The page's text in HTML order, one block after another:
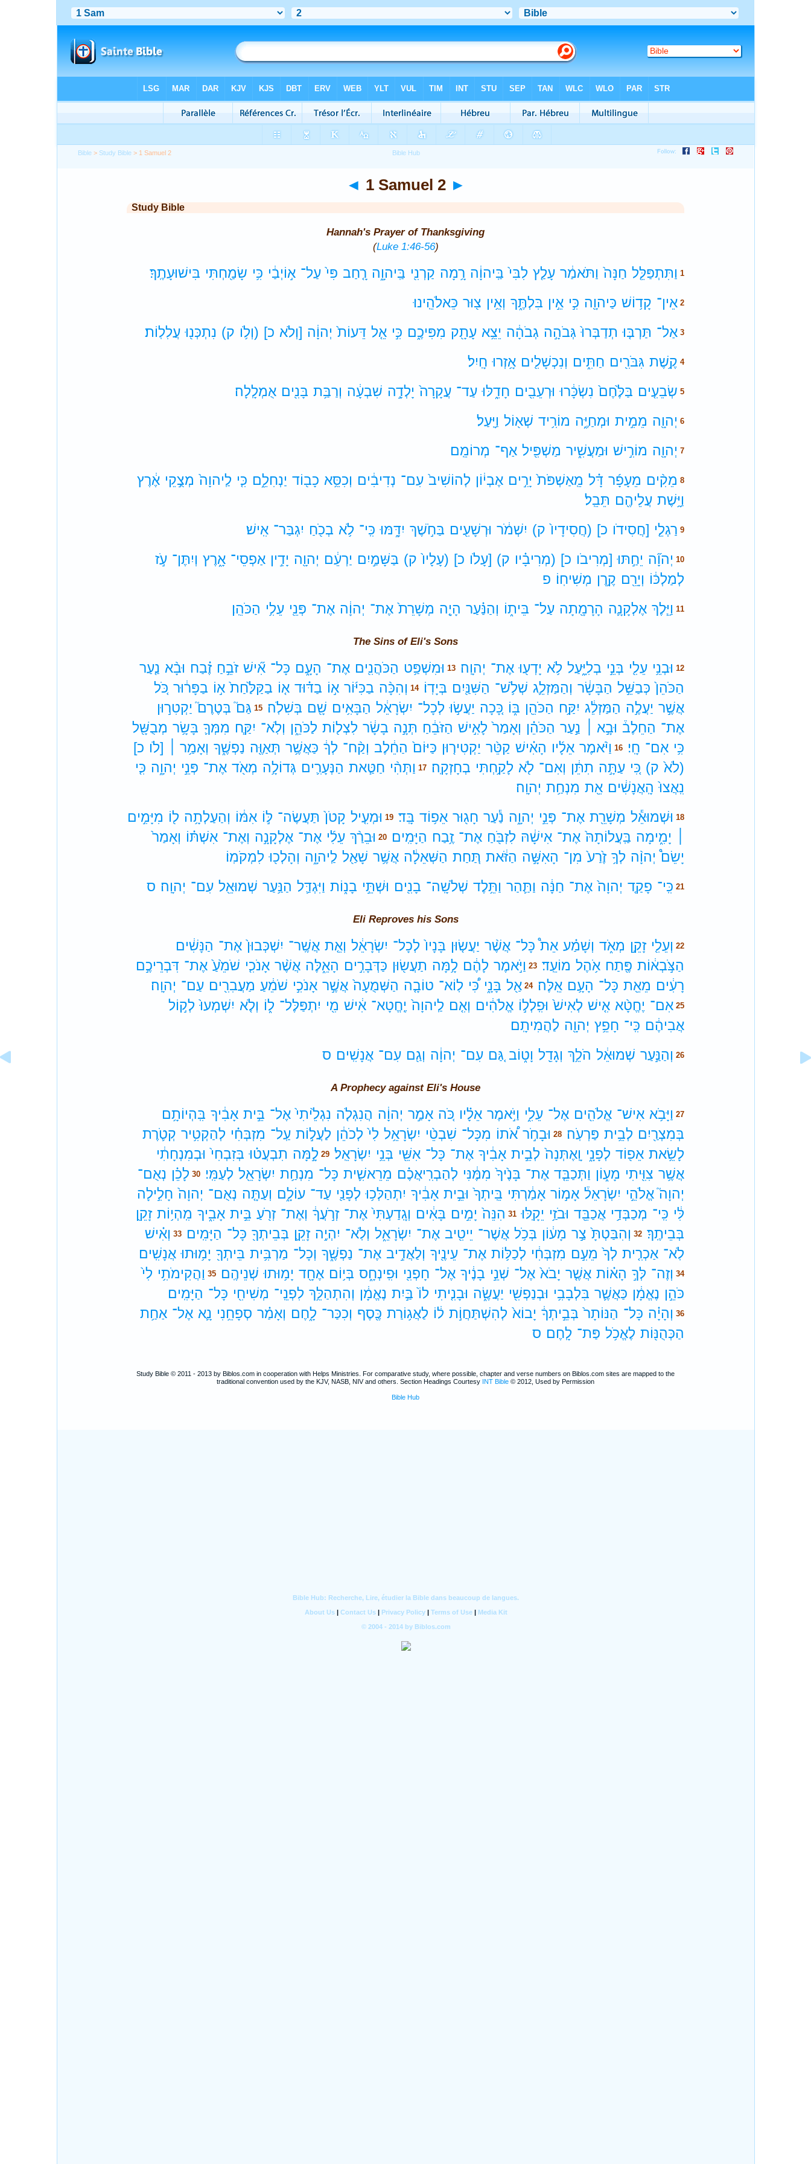
Bible > Study Bible > 1 Samuel 2
◄ 1 Samuel 2 ►
Study Bible
Hannah's Prayer of Thanksgiving
(Luke 1:46-56)
1 וַתִּתְפַּלֵּ֤ל חַנָּה֙ וַתֹּאמַ֔ר עָלַ֤ץ לִבִּי֙ בַּֽיהוָ֔ה רָ֥מָה קַרְנִ֖י בַּֽיהוָ֑ה רָ֤חַב פִּי֙ עַל־ א֣וֹיְבַ֔י כִּ֥י שָׂמַ֖חְתִּי בִּישׁוּעָתֶֽךָ׃
2 אֵין־ קָד֥וֹשׁ כַּיהוָ֖ה כִּ֣י אֵ֣ין בִּלְתֶּ֑ךָ וְאֵ֥ין צ֖וּר כֵּאלֹהֵֽינוּ׃
3 אַל־ תַּרְבּ֤וּ תְדַבְּרוּ֙ גְּבֹהָ֣ה גְבֹהָ֔ה יֵצֵ֥א עָתָ֖ק מִפִּיכֶ֑ם כִּ֣י אֵ֤ל דֵּעוֹת֙ יְהוָ֔ה [וְלֹא כ] (וְלֹ֥ו ק) נִתְכְּנ֖וּ עֲלִלֽוֹת׃
4 קֶ֥שֶׁת גִּבֹּרִ֖ים חַתִּ֑ים וְנִכְשָׁלִ֖ים אָ֥זְרוּ חָֽיִל׃
5 שְׂבֵעִ֤ים בַּלֶּ֙חֶם֙ נִשְׂכָּ֔רוּ וּרְעֵבִ֖ים חָדֵ֑לּוּ עַד־ עֲקָרָה֙ יָלְדָ֣ה שִׁבְעָ֔ה וְרַבַּ֥ת בָּנִ֖ים אֻמְלָֽלָה׃
6 יְהוָ֖ה מֵמִ֣ית וּמְחַיֶּ֑ה מוֹרִ֥יד שְׁא֖וֹל וַיָּֽעַל׃
7 יְהוָ֖ה מוֹרִ֣ישׁ וּמַעֲשִׁ֑יר מַשְׁפִּ֖יל אַף־ מְרוֹמֵֽם׃
8 מֵקִ֨ים מֵעָפָ֜ר דָּ֗ל מֵֽאַשְׁפֹּת֙ יָרִ֣ים אֶבְי֔וֹן לְהוֹשִׁיב֙ עִם־ נְדִיבִ֔ים וְכִסֵּ֥א כָב֖וֹד יַנְחִלֵ֑ם כִּ֤י לַֽיהוָה֙ מְצֻ֣קֵי אֶ֔רֶץ
וַיָּ֥שֶׁת עֲלֵיהֶ֖ם תֵּבֵֽל׃
9 רַגְלֵ֤י [חֲסִידֹו כ] (חֲסִידָיו֙ ק) יִשְׁמֹ֔ר וּרְשָׁעִ֖ים בַּחֹ֣שֶׁךְ יִדָּ֑מּוּ כִּֽי־ לֹ֥א בְכֹ֖חַ יִגְבַּר־ אִֽישׁ׃
10 יְהוָ֞ה יֵחַ֣תּוּ [מְרִיבֹו כ] (מְרִיבָ֗יו ק) [עָלֹו כ] (עָלָיו֙ ק) בַּשָּׁמַ֣יִם יַרְעֵ֔ם יְהוָ֖ה יָדִ֣ין אַפְסֵי־ אָ֑רֶץ וְיִתֶּן־ עֹ֣ז
לְמַלְכּ֔וֹ וְיָרֵ֖ם קֶ֥רֶן מְשִׁיחֽוֹ׃ פ
11 וַיֵּ֧לֶךְ אֶלְקָנָ֛ה הָרָמָ֖תָה עַל־ בֵּית֑וֹ וְהַנַּ֗עַר הָיָ֤ה מְשָׁרֵת֙ אֶת־ יְהוָ֔ה אֶת־ פְּנֵ֖י עֵלִ֥י הַכֹּהֵֽן׃
The Sins of Eli's Sons
12 וּבְנֵ֥י עֵלִ֖י בְּנֵ֣י בְלִיָּ֑עַל לֹ֥א יָדְע֖וּ אֶת־ יְהוָֽה׃ 13 וּמִשְׁפַּ֥ט הַכֹּהֲנִ֖ים אֶת־ הָעָ֑ם כָּל־ אִ֞ישׁ זֹבֵ֣חַ זֶ֗בַח וּבָ֨א נַ֤עַר
הַכֹּהֵן֙ כְּבַשֵּׁ֣ל הַבָּשָׂ֔ר וְהַמַּזְלֵ֛ג שְׁלֹ֥שׁ־ הַשִּׁנַּ֖יִם בְּיָדֽוֹ׃ 14 וְהִכָּ֨ה בַכִּיּ֜וֹר א֣וֹ בַדּ֗וּד א֤וֹ בַקַּלַּ֙חַת֙ א֣וֹ בַפָּר֔וּר כֹּ֚ל
אֲשֶׁ֣ר יַעֲלֶ֣ה הַמַּזְלֵ֔ג יִקַּ֥ח הַכֹּהֵ֖ן בּ֑וֹ כָּ֚כָה יַעֲשׂ֣וּ לְכָל־ יִשְׂרָאֵ֔ל הַבָּאִ֥ים שָׁ֖ם בְּשִׁלֹֽה׃ 15 גַּם֮ בְּטֶרֶם֮ יַקְטִר֣וּן
אֶת־ הַחֵלֶב֒ וּבָ֣א ׀ נַ֣עַר הַכֹּהֵ֗ן וְאָמַר֙ לָאִ֣ישׁ הַזֹּבֵ֔חַ תְּנָ֣ה בָשָׂ֔ר לִצְל֖וֹת לַכֹּהֵ֑ן וְלֹֽא־ יִקַּ֧ח מִמְּךָ֛ בָּשָׂ֥ר מְבֻשָּׁ֖ל
כִּ֥י אִם־ חָֽי׃ 16 וַיֹּ֨אמֶר אֵלָ֜יו הָאִ֗ישׁ קַטֵּ֨ר יַקְטִיר֤וּן כַּיּוֹם֙ הַחֵ֔לֶב וְקַ֨ח־ לְךָ֔ כַּאֲשֶׁ֥ר תְּאַוֶּ֖ה נַפְשֶׁ֑ךָ וְאָמַ֥ר ׀ [לֹו כ]
(לֹא֙ ק) כִּ֚י עַתָּ֣ה תִתֵּ֔ן וְאִם־ לֹ֖א לָקַ֥חְתִּי בְחָזְקָֽה׃ 17 וַתְּהִ֨י חַטַּ֧את הַנְּעָרִ֛ים גְּדוֹלָ֥ה מְאֹ֖ד אֶת־ פְּנֵ֣י יְהוָ֑ה כִּ֤י
נִֽאֲצוּ֙ הָֽאֲנָשִׁ֔ים אֵ֖ת מִנְחַ֥ת יְהוָֽה׃
18 וּשְׁמוּאֵ֕ל מְשָׁרֵ֖ת אֶת־ פְּנֵ֣י יְהוָ֑ה נַ֕עַר חָג֖וּר אֵפ֥וֹד בָּֽד׃ 19 וּמְעִ֤יל קָטֹן֙ תַּעֲשֶׂה־ לּ֣וֹ אִמּ֔וֹ וְהַעַלְתָ֥ה ל֖וֹ מִיָּמִ֣ים
יָמִ֑ימָה בַּֽעֲלוֹתָהּ֙ אֶת־ אִישָׁ֔הּ לִזְבֹּ֖חַ אֶת־ זֶ֥בַח הַיָּמִֽים׃ 20 וּבֵרַ֨ךְ עֵלִ֜י אֶת־ אֶלְקָנָ֣ה וְאֶת־ אִשְׁתּ֗וֹ וְאָמַר֙
יָשֵׂם֩ יְהוָ֨ה לְךָ֥ זֶ֙רַע֙ מִן־ הָאִשָּׁ֣ה הַזֹּ֔את תַּ֚חַת הַשְּׁאֵלָ֔ה אֲשֶׁ֥ר שָׁאַ֖ל לַֽיהוָ֑ה וְהָלְכ֖וּ לִמְקֹמֽוֹ׃
21 כִּֽי־ פָקַ֤ד יְהוָה֙ אֶת־ חַנָּ֔ה וַתַּ֛הַר וַתֵּ֥לֶד שְׁלֹשָֽׁה־ בָנִ֖ים וּשְׁתֵּ֣י בָנ֑וֹת וַיִּגְדַּ֛ל הַנַּ֥עַר שְׁמוּאֵ֖ל עִם־ יְהוָֽה׃ ס
Eli Reproves his Sons
22 וְעֵלִ֖י זָקֵ֣ן מְאֹ֑ד וְשָׁמַ֗ע אֵת֩ כָּל־ אֲשֶׁ֨ר יַעֲשׂ֤וּן בָּנָיו֙ לְכָל־ יִשְׂרָאֵ֔ל וְאֵ֤ת אֲשֶֽׁר־ יִשְׁכְּבוּן֙ אֶת־ הַנָּשִׁ֔ים
הַצֹּ֣בְא֔וֹת פֶּ֖תַח אֹ֥הֶל מוֹעֵֽד׃ 23 וַיֹּ֣אמֶר לָהֶ֔ם לָ֥מָּה תַעֲשׂ֖וּן כַּדְּבָרִ֣ים הָאֵ֑לֶּה אֲשֶׁ֨ר אָנֹכִ֤י שֹׁמֵ֙עַ֙ אֶת־ דִּבְרֵיכֶ֣ם
רָעִ֔ים מֵאֵ֖ת כָּל־ הָעָ֥ם אֵֽלֶּה׃ 24 אַ֖ל בָּנָ֑י כִּ֠י לֽוֹא־ טוֹבָ֤ה הַשְּׁמֻעָה֙ אֲשֶׁ֣ר אָנֹכִ֣י שֹׁמֵ֔עַ מַעֲבִרִ֖ים עַם־ יְהוָֽה׃
25 אִם־ יֶחֱטָ֨א אִ֤ישׁ לְאִישׁ֙ וּפִֽלְל֣וֹ אֱלֹהִ֔ים וְאִ֤ם לַֽיהוָה֙ יֶֽחֱטָא־ אִ֔ישׁ מִ֖י יִתְפַּלֶּל־ ל֑וֹ וְלֹ֤א יִשְׁמְעוּ֙ לְק֣וֹל
אֲבִיהֶ֔ם כִּֽי־ חָפֵ֥ץ יְהוָ֖ה לַהֲמִיתָֽם׃
26 וְהַנַּ֣עַר שְׁמוּאֵ֔ל הֹלֵ֥ךְ וְגָדֵ֖ל וָט֑וֹב גַּ֚ם עִם־ יְהוָ֔ה וְגַ֖ם עִם־ אֲנָשִֽׁים׃ ס
A Prophecy against Eli's House
27 וַיָּבֹ֥א אִישׁ־ אֱלֹהִ֖ים אֶל־ עֵלִ֑י וַיֹּ֣אמֶר אֵלָ֗יו כֹּ֚ה אָמַ֣ר יְהוָ֔ה הֲנִגְלֹ֤ה נִגְלֵ֙יתִי֙ אֶל־ בֵּ֣ית אָבִ֔יךָ בִּֽהְיוֹתָ֥ם
בְּמִצְרַ֖יִם לְבֵ֥ית פַּרְעֹֽה׃ 28 וּבָחֹ֣ר אֹ֠תוֹ מִכָּל־ שִׁבְטֵ֨י יִשְׂרָאֵ֥ל לִי֙ לְכֹהֵ֔ן לַעֲל֣וֹת עַֽל־ מִזְבְּחִ֗י לְהַקְטִ֥יר קְטֹ֛רֶת
לָשֵׂ֥את אֵפ֖וֹד לְפָנָ֑י וָֽאֶתְּנָה֙ לְבֵ֣ית אָבִ֔יךָ אֶת־ כָּל־ אִשֵּׁ֖י בְּנֵ֥י יִשְׂרָאֵֽל׃ 29 לָ֣מָּה תִבְעֲט֗וּ בְּזִבְחִי֙ וּבְמִנְחָתִ֔י
אֲשֶׁ֥ר צִוִּ֖יתִי מָע֑וֹן וַתְּכַבֵּ֤ד אֶת־ בָּנֶ֙יךָ֙ מִמֶּ֔נִּי לְהַבְרִֽיאֲכֶ֗ם מֵרֵאשִׁ֛ית כָּל־ מִנְחַ֥ת יִשְׂרָאֵ֖ל לְעַמִּֽי׃ 30 לָכֵ֗ן נְאֻם־
יְהוָה֮ אֱלֹהֵ֣י יִשְׂרָאֵל֒ אָמ֣וֹר אָמַ֔רְתִּי בֵּֽיתְךָ֙ וּבֵ֣ית אָבִ֔יךָ יִתְהַלְּכ֥וּ לְפָנַ֖י עַד־ עוֹלָ֑ם וְעַתָּ֤ה נְאֻם־ יְהוָה֙ חָלִ֣ילָה
לִּ֔י כִּֽי־ מְכַבְּדַ֥י אֲכַבֵּ֖ד וּבֹזַ֥י יֵקָֽלּוּ׃ 31 הִנֵּה֙ יָמִ֣ים בָּאִ֔ים וְגָֽדַעְתִּי֙ אֶת־ זְרֹ֣עֲךָ֔ וְאֶת־ זְרֹ֖עַ בֵּ֣ית אָבִ֑יךָ מִֽהְי֥וֹת זָקֵ֖ן
בְּבֵיתֶֽךָ׃ 32 וְהִבַּטְתָּ֙ צַ֣ר מָע֔וֹן בְּכֹ֥ל אֲשֶׁר־ יֵיטִ֖יב אֶת־ יִשְׂרָאֵ֑ל וְלֹֽא־ יִהְיֶ֥ה זָקֵ֛ן בְּבֵיתְךָ֖ כָּל־ הַיָּמִֽים׃ 33 וְאִ֗ישׁ
לֹֽא־ אַכְרִ֤ית לְךָ֙ מֵעִ֣ם מִזְבְּחִ֔י לְכַלּ֥וֹת אֶת־ עֵינֶ֖יךָ וְלַאֲדִ֣יב אֶת־ נַפְשֶׁ֑ךָ וְכָל־ מַרְבִּ֥ית בֵּיתְךָ֖ יָמ֥וּתוּ אֲנָשִֽׁים׃
34 וְזֶה־ לְּךָ֣ הָא֗וֹת אֲשֶׁ֤ר יָבֹא֙ אֶל־ שְׁנֵ֣י בָנֶ֔יךָ אֶל־ חָפְנִ֖י וּפִֽינְחָ֑ס בְּי֥וֹם אֶחָ֖ד יָמ֥וּתוּ שְׁנֵיהֶֽם׃ 35 וַהֲקִימֹתִ֥י לִי֙
כֹּהֵ֣ן נֶאֱמָ֔ן כַּאֲשֶׁ֛ר בִּלְבָבִ֥י וּבְנַפְשִׁ֖י יַעֲשֶׂ֑ה וּבָנִ֤יתִי לוֹ֙ בַּ֣יִת נֶאֱמָ֔ן וְהִתְהַלֵּ֥ךְ לִפְנֵֽי־ מְשִׁיחִ֖י כָּל־ הַיָּמִֽים׃
36 וְהָיָ֗ה כָּל־ הַנּוֹתָר֙ בְּבֵ֣יתְךָ֔ יָבוֹא֙ לְהִשְׁתַּחֲוֹ֣ת ל֔וֹ לַאֲג֥וֹרַת כֶּ֖סֶף וְכִכַּר־ לָ֑חֶם וְאָמַ֗ר סְפָחֵ֥נִי נָ֛א אֶל־ אַחַ֥ת
הַכְּהֻנּ֖וֹת לֶאֱכֹ֥ל פַּת־ לָֽחֶם׃ ס
Study Bible © 2011 - 2013 by Biblos.com in cooperation with Helps Ministries. For comparative study, where possible, chapter and verse numbers on Biblos.com sites are mapped to the
traditional convention used by the KJV, NASB, NIV and others. Section Headings Courtesy INT Bible © 2012, Used by Permission
Bible Hub